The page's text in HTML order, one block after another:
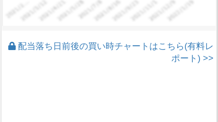
配当落ち日前後の買い時チャートはこちら(有料レ
ポート) >>